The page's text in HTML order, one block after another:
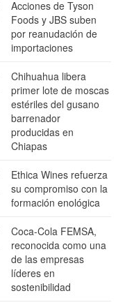
Acciones de Tyson
Foods y JBS suben
por reanudación de
importaciones
Chihuahua libera
primer lote de moscas
estériles del gusano
barrenador
producidas en
Chiapas
Ethica Wines refuerza
su compromiso con la
formación enológica
Coca-Cola FEMSA,
reconocida como una
de las empresas
líderes en
sostenibilidad